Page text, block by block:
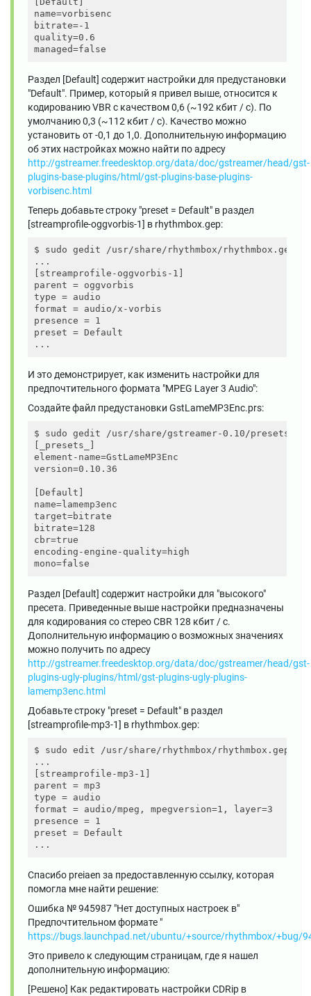
name=vorbisenc
bitrate=-1
quality=0.6
Раздел [Default] содержит настройки для предустановки
"Default". Пример, который я привел выше, относится к
кодированию VBR с качеством 0,6 (~192 кбит / с). По
умолчанию 0,3 (~112 кбит / с). Качество можно
установить от -0,1 до 1,0. Дополнительную информацию
об этих настройках можно найти по адресу
http://gstreamer.freedesktop.org/data/doc/gstreamer/head/gst-
plugins-base-plugins/html/gst-plugins-base-plugins-
vorbisenc.html
Теперь добавьте строку "preset = Default" в раздел
[streamprofile-oggvorbis-1] в rhythmbox.gep:
$ sudo gedit /usr/share/rhythmbox/rhythmbox.gep
...
[streamprofile-oggvorbis-1]
parent = oggvorbis
type = audio
format = audio/x-vorbis
presence = 1
preset = Default
И это демонстрирует, как изменить настройки для
предпочтительного формата "MPEG Layer 3 Audio":
Создайте файл предустановки GstLameMP3Enc.prs:
$ sudo gedit /usr/share/gstreamer-0.10/presets/
[_presets_]
element-name=GstLameMP3Enc
version=0.10.36
[Default]
name=lamemp3enc
target=bitrate
bitrate=128
cbr=true
encoding-engine-quality=high
Раздел [Default] содержит настройки для "высокого"
пресета. Приведенные выше настройки предназначены
для кодирования со стерео CBR 128 кбит / с.
Дополнительную информацию о возможных значениях
можно получить по адресу
http://gstreamer.freedesktop.org/data/doc/gstreamer/head/gst-
plugins-ugly-plugins/html/gst-plugins-ugly-plugins-
lamemp3enc.html
Добавьте строку "preset = Default" в раздел
[streamprofile-mp3-1] в rhythmbox.gep:
$ sudo edit /usr/share/rhythmbox/rhythmbox.gep
...
[streamprofile-mp3-1]
parent = mp3
type = audio
format = audio/mpeg, mpegversion=1, layer=3
presence = 1
preset = Default
Спасибо preiaen за предоставленную ссылку, которая
помогла мне найти решение:
Ошибка № 945987 "Нет доступных настроек в"
Предпочтительном формате "
https://bugs.launchpad.net/ubuntu/+source/rhythmbox/+bug/
Это привело к следующим страницам, где я нашел
дополнительную информацию:
[Решено] Как редактировать настройки CDRip в